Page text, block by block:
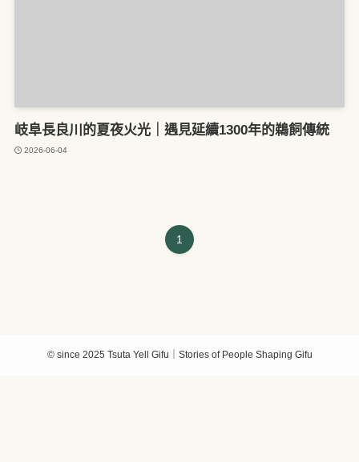
岐阜長良川的夏夜火光｜遇見延續1300年的鵜飼傳統
2026-06-04
1
©since 2025 Tsuta Yell Gifu｜Stories of People Shaping Gifu